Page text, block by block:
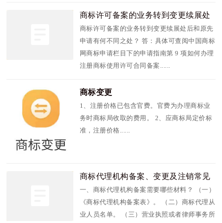
商标许可备案的业务转到变更续展处
后和原先申
商标许可备案的业务转到变更续展处后和原先
申请有何不同之处？ 答：具体可查阅中国商标
网商标申请栏目下的申请指南第 9 项如何办理
注册商标使用许可合同备案......
商标变更
1、注册价格已包含官费。官费为办理商标业
务时商标局收取的费用。 2、应商标局定价标
准，注册价格......
商标代理机构备案、变更及注销常见
问题解答
一、商标代理机构备案需要哪些材料？ （一）
《商标代理机构备案表》。 （二）商标代理从
业人员名单。 （三）营业执照或者律师事务所